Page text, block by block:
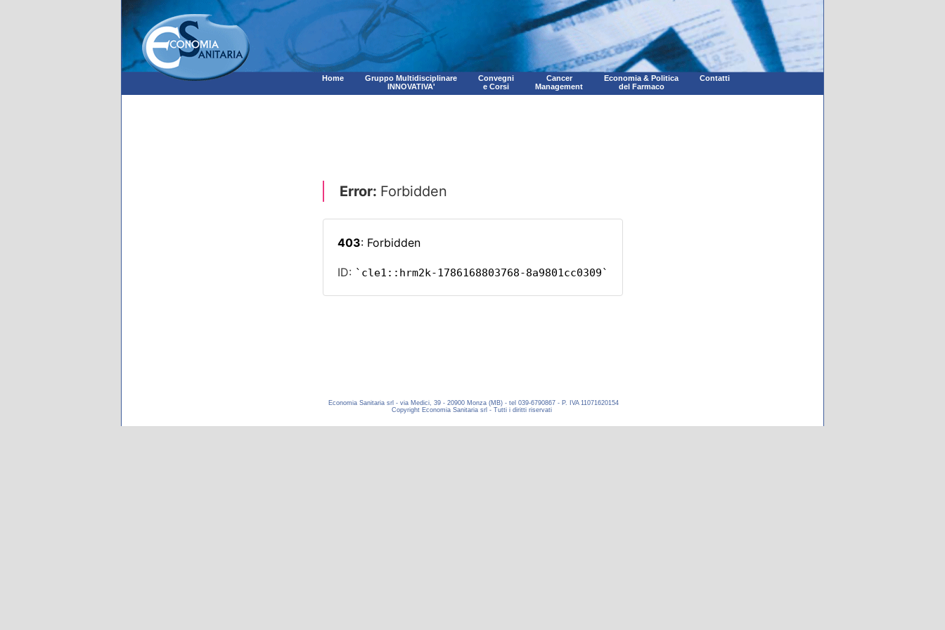
Home
Gruppo Multidisciplinare
INNOVATIVA'
Convegni
e Corsi
Cancer
Management
Economia & Politica
del Farmaco
Contatti
Economia Sanitaria srl - via Medici, 39 - 20900 Monza (MB) - tel 039-6790867 - P. IVA 11071620154
Copyright Economia Sanitaria srl - Tutti i diritti riservati